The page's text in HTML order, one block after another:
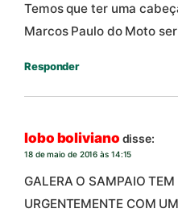
Temos que ter uma
Marcos Paulo do Moto
Responder
lobo boliviano disse:
18 de maio de 2016 às 14:15
GALERA O SAMPAIO TEM
URGENTEMENTE COM